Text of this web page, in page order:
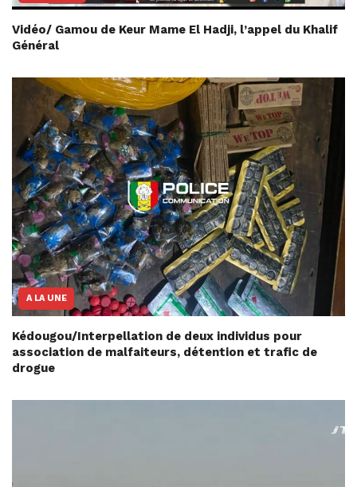
Vidéo/ Gamou de Keur Mame El Hadji, l’appel du Khalif
Général
A LA UNE
Kédougou/Interpellation de deux individus pour
association de malfaiteurs, détention et trafic de
drogue